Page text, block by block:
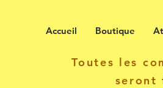
Accueil Boutique
Toutes les
seront